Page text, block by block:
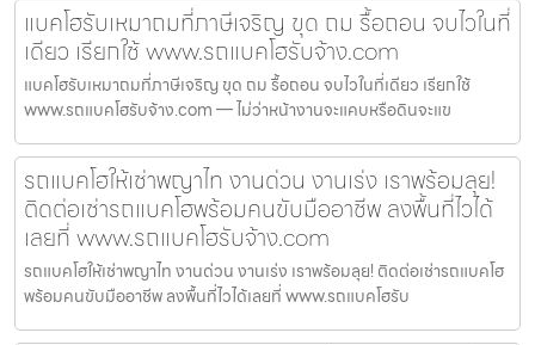
แบคโฮรับเหมาถมที่ภาษีเจริญ ขุด ถม รื้อถอน จบไวในที่
เดียว เรียกใช้ www.รถแบคโฮรับจ้าง.com
แบคโฮรับเหมาถมที่ภาษีเจริญ ขุด ถม รื้อถอน จบไวในที่เดียว เรียกใช้
www.รถแบคโฮรับจ้าง.com — ไม่ว่าหน้างานจะแคบหรือดินจะแข
รถแบคโฮให้เช่าพญาไท งานด่วน งานเร่ง เราพร้อมลุย!
ติดต่อเช่ารถแบคโฮพร้อมคนขับมืออาชีพ ลงพื้นที่ไวได้
เลยที่ www.รถแบคโฮรับจ้าง.com
รถแบคโฮให้เช่าพญาไท งานด่วน งานเร่ง เราพร้อมลุย! ติดต่อเช่ารถแบคโฮ
พร้อมคนขับมืออาชีพ ลงพื้นที่ไวได้เลยที่ www.รถแบคโฮรับ